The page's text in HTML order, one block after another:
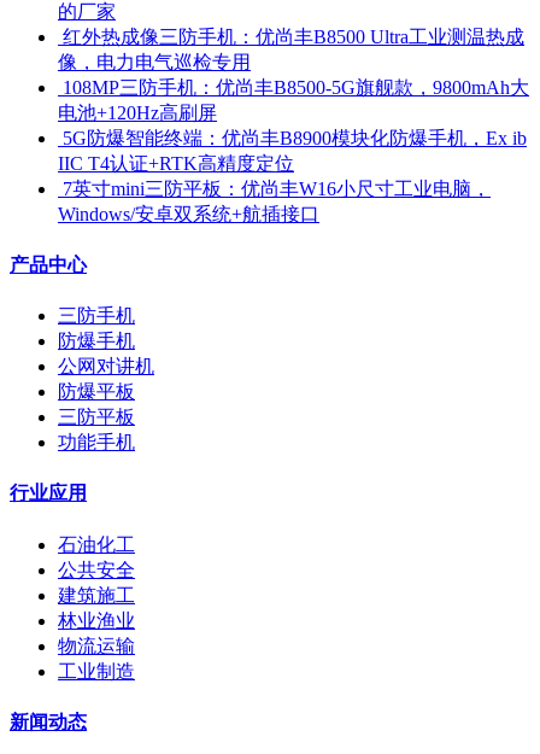
的厂家
​ 红外热成像三防手机：优尚丰B8500 Ultra工业测温热成
像，电力电气巡检专用
​ 108MP三防手机：优尚丰B8500-5G旗舰款，9800mAh大
电池+120Hz高刷屏
​ 5G防爆智能终端：优尚丰B8900模块化防爆手机，Ex ib
IIC T4认证+RTK高精度定位
​ 7英寸mini三防平板：优尚丰W16小尺寸工业电脑，
Windows/安卓双系统+航插接口
产品中心
三防手机
防爆手机
公网对讲机
防爆平板
三防平板
功能手机
行业应用
石油化工
公共安全
建筑施工
林业渔业
物流运输
工业制造
新闻动态